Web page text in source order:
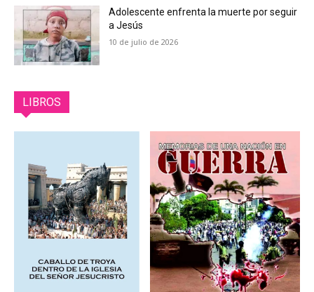
Adolescente enfrenta la muerte por seguir
a Jesús
10 de julio de 2026
LIBROS